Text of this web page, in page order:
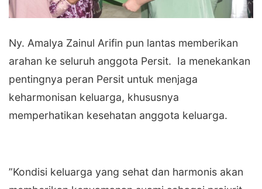
‎Ny. Amalya Zainul Arifin pun lantas memberikan
arahan ke seluruh anggota Persit. Ia menekankan
pentingnya peran Persit untuk menjaga
keharmonisan keluarga, khususnya
memperhatikan kesehatan anggota keluarga.
‎”Kondisi keluarga yang sehat dan harmonis akan